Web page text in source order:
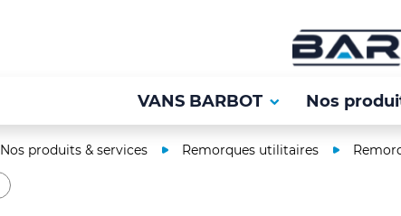
VANS BARBOT Nos
Nos produits & services Remorques utilitaires